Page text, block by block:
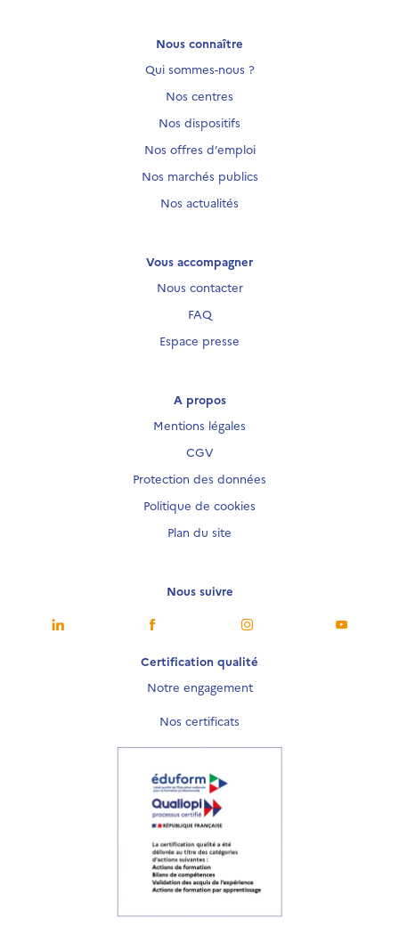
Nous connaître
Qui sommes-nous ?
Nos centres
Nos dispositifs
Nos offres d’emploi
Nos marchés publics
Nos actualités
Vous accompagner
Nous contacter
FAQ
Espace presse
A propos
Mentions légales
CGV
Protection des données
Politique de cookies
Plan du site
Nous suivre
Certification qualité
Notre engagement
Nos certificats